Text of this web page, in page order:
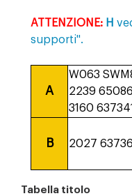
ATTENZIONE: H
supporti".
A
W063
2239
3160 637341
B 2027
Tabella titolo